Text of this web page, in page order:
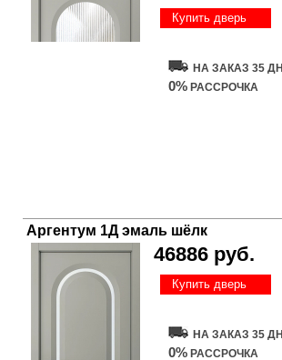
Купить дверь
НА ЗАКАЗ 35
0% РАССРОЧКА
Аргентум 1Д эмаль шёлк
46886 руб.
Купить дверь
НА ЗАКАЗ 35
0% РАССРОЧКА